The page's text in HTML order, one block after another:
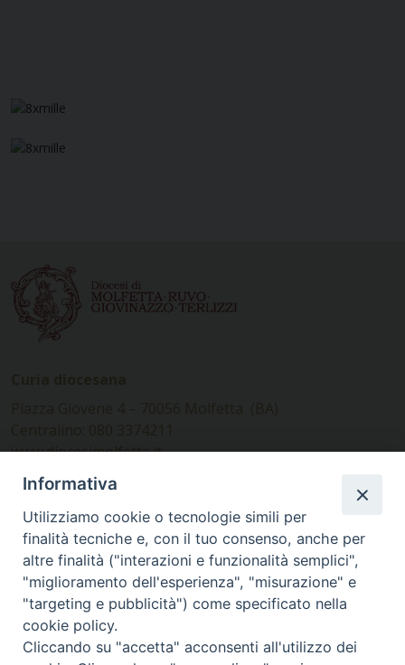
www.diocesimolfetta.it –
diocesimolfetta@pec.chiesacattolica.it
Ufficio Comunicazioni sociali
Piazza Giovene 4 – 70056 Molfetta (BA)
comunicazionisociali@diocesimolfetta.it
SEGUICI SU
Informativa
Utilizziamo cookie o tecnologie simili per
finalità tecniche e, con il tuo consenso, anche per
altre finalità ("interazioni e funzionalità semplici",
"miglioramento dell'esperienza", "misurazione" e
"targeting e pubblicità") come specificato nella
cookie policy.
Cliccando su "accetta" acconsenti all'utilizzo dei